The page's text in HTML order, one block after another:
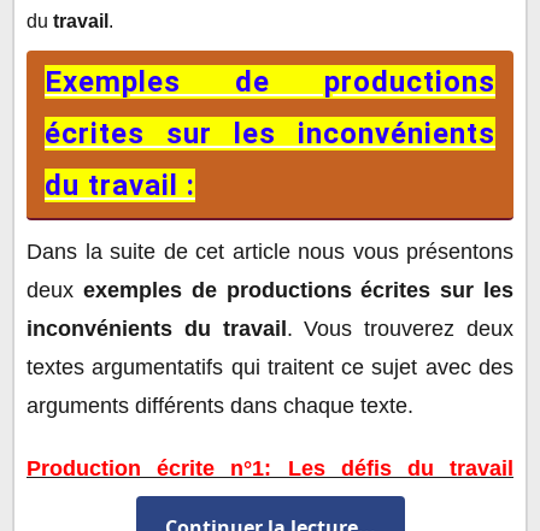
du travail .
Exemples de productions
écrites sur les inconvénients
du travail :
Dans la suite de cet article nous vous présentons
deux exemples de productions écrites sur les
inconvénients du travail . Vous trouverez deux
textes argumentatifs qui traitent ce sujet avec des
arguments différents dans chaque texte.
Production écrite n°1: Les défis du travail